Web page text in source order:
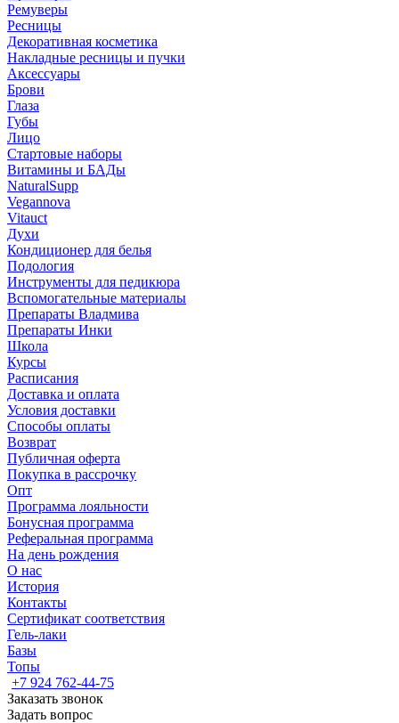
Ремуверы
Ресницы
Декоративная косметика
Накладные ресницы и пучки
Аксессуары
Брови
Глаза
Губы
Лицо
Стартовые наборы
Витамины и БАДы
NaturalSupp
Vegannova
Vitauct
Духи
Кондиционер для белья
Подология
Инструменты для педикюра
Вспомогательные материалы
Препараты Владмива
Препараты Инки
Школа
Курсы
Расписания
Доставка и оплата
Условия доставки
Способы оплаты
Возврат
Публичная оферта
Покупка в рассрочку
Опт
Программа лояльности
Бонусная программа
Реферальная программа
На день рождения
О нас
История
Контакты
Сертификат соответствия
Гель-лаки
Базы
Топы
+7 924 762-44-75
Заказать звонок
Задать вопрос